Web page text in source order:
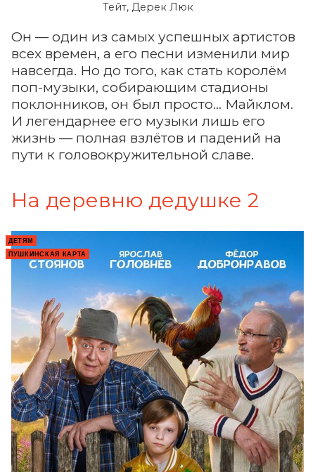
Тейт, Дерек Люк
Он — один из самых успешных артистов
всех времен, а его песни изменили мир
навсегда. Но до того, как стать королём
поп-музыки, собирающим стадионы
поклонников, он был просто... Майклом.
И легендарнее его музыки лишь его
жизнь — полная взлётов и падений на
пути к головокружительной славе.
На деревню дедушке 2
ДЕТЯМ
ПУШКИНСКАЯ КАРТА